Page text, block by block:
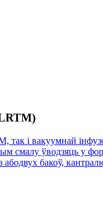
так і вакуумнай
смалу ўводзяць у
бакоў,